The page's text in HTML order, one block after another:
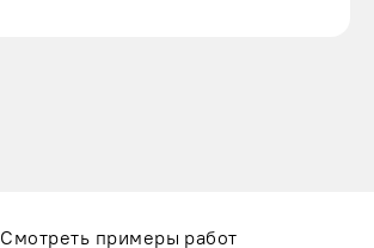
Смотреть примеры работ